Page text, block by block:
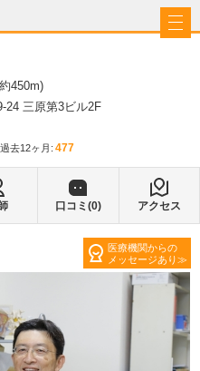
450m)
24 三原第3ビル2F
過去12ヶ月: 477
口コミ(0) アクセス
医療機関からの
メッセージあり